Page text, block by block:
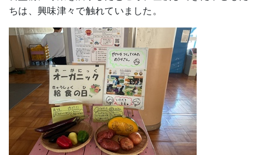
ちは、興味津々で触れていました。